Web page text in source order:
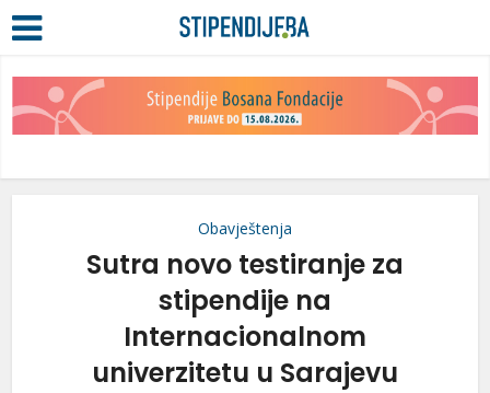
Obavještenja
Sutra novo testiranje za
stipendije na
Internacionalnom
univerzitetu u Sarajevu